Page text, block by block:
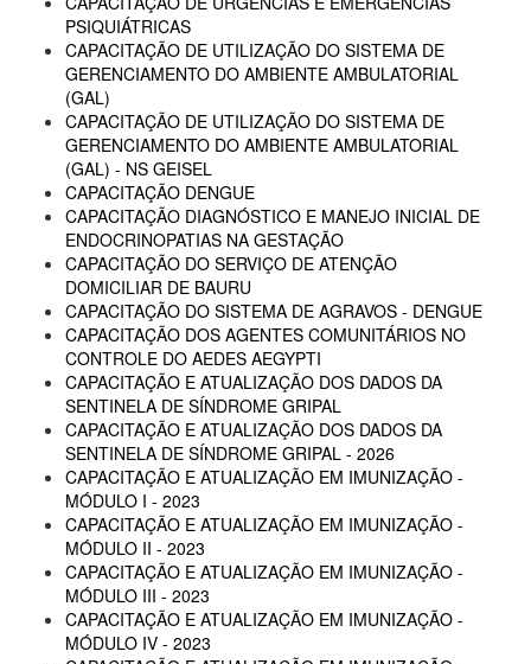
PSIQUIÁTRICAS
CAPACITAÇÃO DE UTILIZAÇÃO DO SISTEMA DE
GERENCIAMENTO DO AMBIENTE AMBULATORIAL
(GAL)
CAPACITAÇÃO DE UTILIZAÇÃO DO SISTEMA DE
GERENCIAMENTO DO AMBIENTE AMBULATORIAL
(GAL) - NS GEISEL
CAPACITAÇÃO DENGUE
CAPACITAÇÃO DIAGNÓSTICO E MANEJO INICIAL DE
ENDOCRINOPATIAS NA GESTAÇÃO
CAPACITAÇÃO DO SERVIÇO DE ATENÇÃO
DOMICILIAR DE BAURU
CAPACITAÇÃO DO SISTEMA DE AGRAVOS - DENGUE
CAPACITAÇÃO DOS AGENTES COMUNITÁRIOS NO
CONTROLE DO AEDES AEGYPTI
CAPACITAÇÃO E ATUALIZAÇÃO DOS DADOS DA
SENTINELA DE SÍNDROME GRIPAL
CAPACITAÇÃO E ATUALIZAÇÃO DOS DADOS DA
SENTINELA DE SÍNDROME GRIPAL - 2026
CAPACITAÇÃO E ATUALIZAÇÃO EM IMUNIZAÇÃO -
MÓDULO I - 2023
CAPACITAÇÃO E ATUALIZAÇÃO EM IMUNIZAÇÃO -
MÓDULO II - 2023
CAPACITAÇÃO E ATUALIZAÇÃO EM IMUNIZAÇÃO -
MÓDULO III - 2023
CAPACITAÇÃO E ATUALIZAÇÃO EM IMUNIZAÇÃO -
MÓDULO IV - 2023